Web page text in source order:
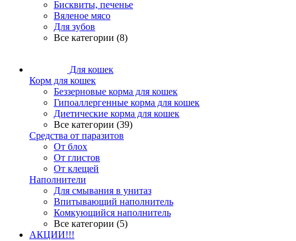
Бисквиты, печенье
Вяленое мясо
Для зубов
Все категории (8)
Для кошек
Корм для кошек
Беззерновые корма для кошек
Гипоаллергенные корма для кошек
Диетические корма для кошек
Все категории (39)
Средства от паразитов
От блох
От глистов
От клещей
Наполнители
Для смывания в унитаз
Впитывающий наполнитель
Комкующийся наполнитель
Все категории (5)
АКЦИИ!!!